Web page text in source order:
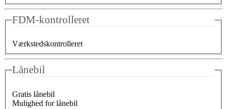
FDM-kontrolleret
Værkstedskontrolleret
Lånebil
Gratis lånebil
Mulighed for lånebil